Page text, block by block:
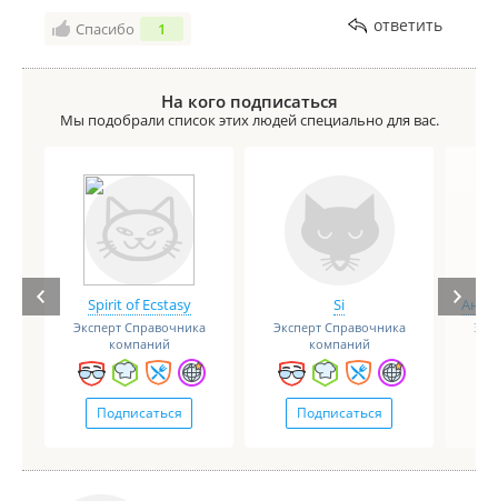
Спасибо 1 ответить
На кого подписаться
Мы подобрали список этих людей специально для вас.
Spirit of Ecstasy
Эксперт Справочника
компаний
Подписаться
Si
Эксперт Справочника
компаний
Подписаться